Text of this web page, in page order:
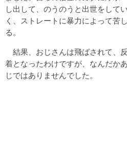
し出して、のうのうと出世をして
く、ストレートに暴力によって苦
る。
結果、おじさんは飛ばされて、
着となったわけですが、なんだか
じではありませんでした。